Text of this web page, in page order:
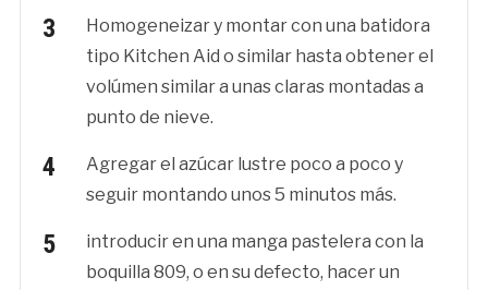
Homogeneizar y montar con una batidora
tipo Kitchen Aid o similar hasta obtener el
volúmen similar a unas claras montadas a
punto de nieve.
Agregar el azúcar lustre poco a poco y
seguir montando unos 5 minutos más.
introducir en una manga pastelera con la
boquilla 809, o en su defecto, hacer un